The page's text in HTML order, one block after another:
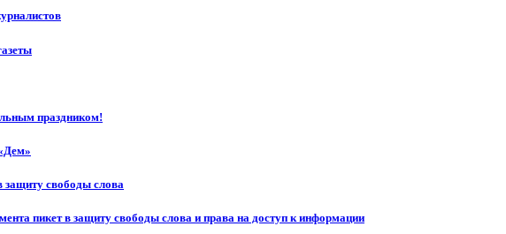
праздником!
свободы слова
пикет в защиту свободы слова и права на доступ к информации